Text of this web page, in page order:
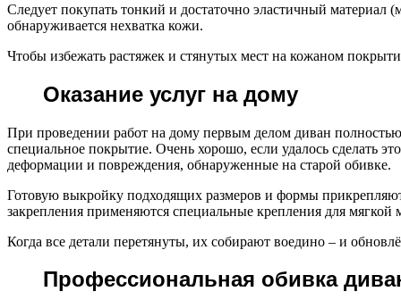
Следует покупать тонкий и достаточно эластичный
обнаруживается нехватка кожи.
Чтобы избежать растяжек и стянутых мест на кожаном
Оказание услуг на дому
При проведении работ на дому первым делом диван
специальное покрытие. Очень хорошо, если удалось сделать
деформации и повреждения, обнаруженные на старой обивке.
Готовую выкройку подходящих размеров и формы
закрепления применяются специальные крепления для мягкой
Когда все детали перетянуты, их собирают воедино – и
Профессиональная обивка